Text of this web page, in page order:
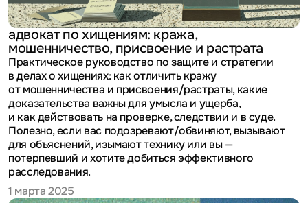
адвокат по хищениям: кража,
мошенничество, присвоение и растрата
Практическое руководство по защите и стратегии
в делах о хищениях: как отличить кражу
от мошенничества и присвоения/растраты, какие
доказательства важны для умысла и ущерба,
и как действовать на проверке, следствии и в суде.
Полезно, если вас подозревают/обвиняют, вызывают
для объяснений, изымают технику или вы —
потерпевший и хотите добиться эффективного
расследования.
1 марта 2025